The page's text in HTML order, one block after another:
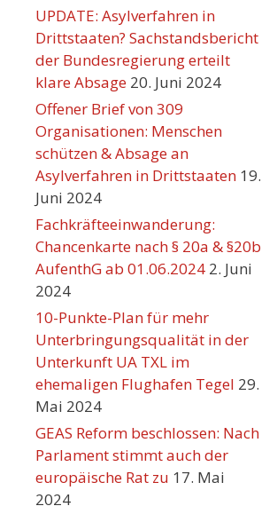
UPDATE: Asylverfahren in
Drittstaaten? Sachstandsbericht
der Bundesregierung erteilt
klare Absage 20. Juni 2024
Offener Brief von 309
Organisationen: Menschen
schützen & Absage an
Asylverfahren in Drittstaaten 19.
Juni 2024
Fachkräfteeinwanderung:
Chancenkarte nach § 20a & §20b
AufenthG ab 01.06.2024 2. Juni
2024
10-Punkte-Plan für mehr
Unterbringungsqualität in der
Unterkunft UA TXL im
ehemaligen Flughafen Tegel 29.
Mai 2024
GEAS Reform beschlossen: Nach
Parlament stimmt auch der
europäische Rat zu 17. Mai
2024